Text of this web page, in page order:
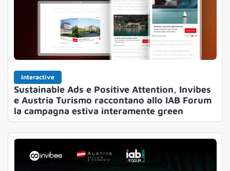
Interactive
Sustainable Ads e Positive Attention, Invibes
e Austria Turismo raccontano allo IAB Forum
la campagna estiva interamente green